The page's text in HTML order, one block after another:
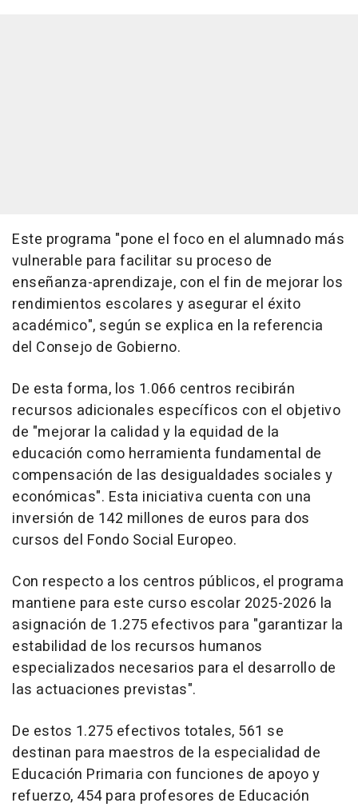
Este programa "pone el foco en el alumnado más
vulnerable para facilitar su proceso de
enseñanza-aprendizaje, con el fin de mejorar los
rendimientos escolares y asegurar el éxito
académico", según se explica en la referencia
del Consejo de Gobierno.
De esta forma, los 1.066 centros recibirán
recursos adicionales específicos con el objetivo
de "mejorar la calidad y la equidad de la
educación como herramienta fundamental de
compensación de las desigualdades sociales y
económicas". Esta iniciativa cuenta con una
inversión de 142 millones de euros para dos
cursos del Fondo Social Europeo.
Con respecto a los centros públicos, el programa
mantiene para este curso escolar 2025-2026 la
asignación de 1.275 efectivos para "garantizar la
estabilidad de los recursos humanos
especializados necesarios para el desarrollo de
las actuaciones previstas".
De estos 1.275 efectivos totales, 561 se
destinan para maestros de la especialidad de
Educación Primaria con funciones de apoyo y
refuerzo, 454 para profesores de Educación